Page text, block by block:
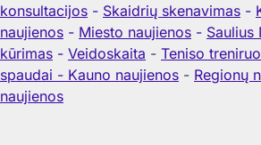
konsultacijos - Skaidrių skenavimas -
naujienos - Miesto naujienos - Saulius
kūrimas - Veidoskaita - Teniso
spaudai - Kauno naujienos - Regionų
naujienos